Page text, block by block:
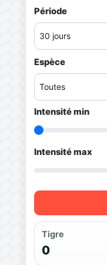
Période
Espèce
Intensité min
Intensité max
Tigre
0